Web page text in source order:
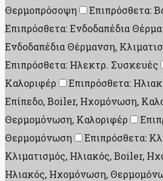
Θερμοπρόσοψη
Επιπρόσθετα:
Επιπρόσθετα: Ενδοδαπέδια
Ενδοδαπέδια Θέρμανση,
Επιπρόσθετα: Ηλεκτρ. Συσκευές
Καλοριφέρ
Επιπρόσθετα:
Επίπεδο, Boiler, Ηχομόνωση,
Θερμομόνωση, Καλοριφέρ
Θερμομόνωση
Επιπρόσθετα:
Κλιματισμός, Ηλιακός, Boiler,
Ηλιακός, Ηχομόνωση,